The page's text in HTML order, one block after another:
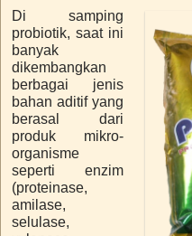
Di samping
probiotik, saat ini
banyak
dikembangkan
berbagai jenis
bahan aditif yang
berasal dari
produk mikro-
organisme
seperti enzim
(proteinase,
amilase,
selulase,